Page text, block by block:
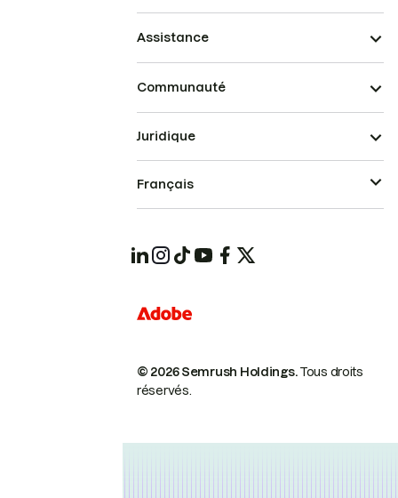
Assistance
Communauté
© 2026 Semrush Holdings.Tous droits
réservés.
Juridique
Français